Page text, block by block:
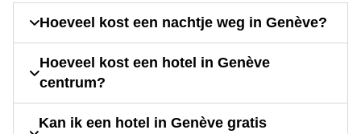
Hoeveel kost een nachtje weg in Genève?
Hoeveel kost een hotel in Genève
centrum?
Kan ik een hotel in Genève gratis